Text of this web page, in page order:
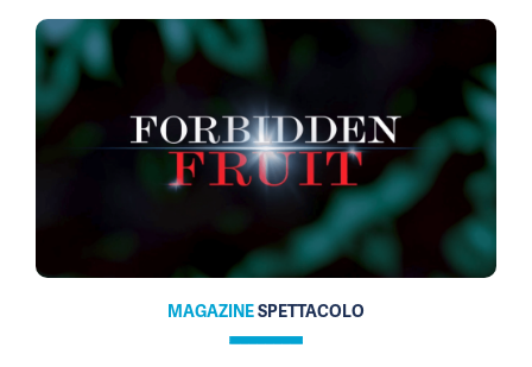
MAGAZINESPETTACOLO